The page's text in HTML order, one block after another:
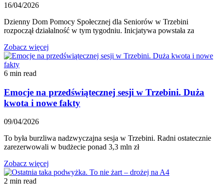
16/04/2026
Dzienny Dom Pomocy Społecznej dla Seniorów w Trzebini
rozpoczął działalność w tym tygodniu. Inicjatywa powstała za
Zobacz więcej
6 min read
Emocje na przedświątecznej sesji w Trzebini. Duża
kwota i nowe fakty
09/04/2026
To była burzliwa nadzwyczajna sesja w Trzebini. Radni ostatecznie
zarezerwowali w budżecie ponad 3,3 mln zł
Zobacz więcej
2 min read